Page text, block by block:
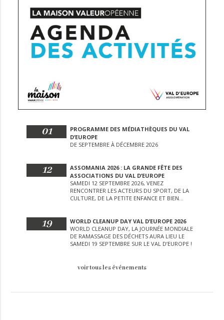
01
PROGRAMME DES MÉDIATHÈQUES DU VAL
D’EUROPE
DE SEPTEMBRE À DÉCEMBRE 2026
12
ASSOMANIA 2026 : LA GRANDE FÊTE DES
ASSOCIATIONS DU VAL D’EUROPE
SAMEDI 12 SEPTEMBRE 2026, VENEZ
RENCONTRER LES ACTEURS DU SPORT, DE LA
CULTURE, DE LA PETITE ENFANCE ET BIEN
19
WORLD CLEANUP DAY VAL D’EUROPE 2026
WORLD CLEANUP DAY, LA JOURNÉE MONDIALE
DE RAMASSAGE DES DÉCHETS AURA LIEU LE
SAMEDI 19 SEPTEMBRE SUR LE VAL D’EUROPE !
voir tous les événements